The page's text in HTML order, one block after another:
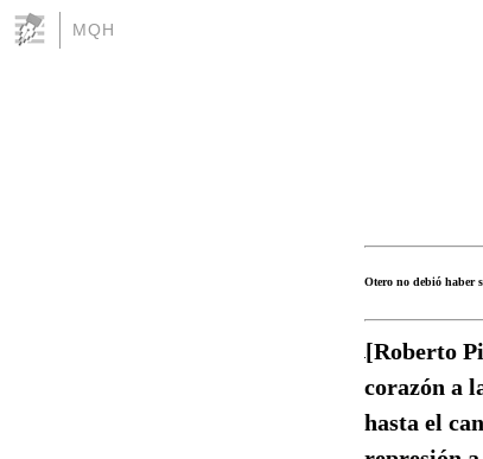
MQH
Otero no debió haber
[Roberto
corazón a
hasta el